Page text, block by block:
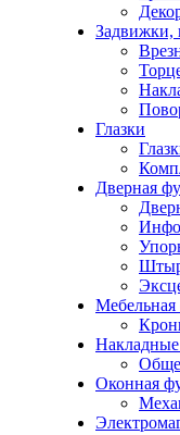
Задвижки,
Глазки
Дверная
Мебельная
Оконная